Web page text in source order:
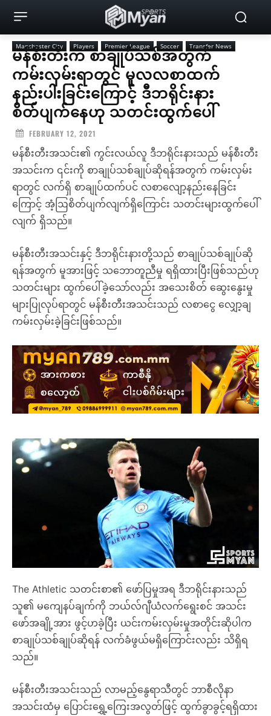
Manchester City Players Premier League Soccer Transfer News
မန်စီးတီးက စာချုပ်သစ်အတွက်
ကမ်းလှမ်းရာတွင် မူလလစာထက်
နည်းပါးခြင်းကြောင့် ဒီဘရိုင်းနား
စိတ်ပျက်နေဟု သတင်းထွက်ပေါ်
FEBRUARY 12, 2021
မန်စီးတီးအသင်း၏ ကွင်းလယ်လူ ဒီဘရိုင်းနားသည် မန်စီးတီး
အသင်းက ၎င်းကို စာချုပ်သစ်ချုပ်ဆိုရန်အတွက် ကမ်းလှမ်း
ရာတွင် လက်ရှိ စာချုပ်ထက်ပင် လစာလျော့နည်းနေခြင်း
ကြောင့် အံ့ဩစိတ်ပျက်လျက်ရှိကြောင်း သတင်းများထွက်ပေါ်
လျက် ရှိသည်။
မန်စီးတီးအသင်းနှင့် ဒီဘရိုင်းနားတို့သည် စာချုပ်သစ်ချုပ်ဆို
ရန်အတွက် မူအားဖြင့် သဘောတူညီမှု ရရှိထားပြီးဖြစ်သည်ဟု
သတင်းများ ထွက်ပေါ်ခဲ့သော်လည်း အသေးစိတ် ဆွေးနွေးမှု
များပြုလုပ်ရာတွင် မန်စီးတီးအသင်းသည် လစာငွေ လျှော့ချ
ကမ်းလှမ်းခဲ့ခြင်းဖြစ်သည်။
The Athletic သတင်းစာ၏ ဖော်ပြမှုအရ ဒီဘရိုင်းနားသည်
သူ၏ မကျေနပ်ချက်ကို ဘယ်လ်ဂျီယံလက်ရွေးစင် အသင်း
ဖော်အချို့အား ဖွင့်ဟခဲ့ပြီး ယင်းကမ်းလှမ်းမှုအတိုင်းဆိုပါက
စာချုပ်သစ်ချုပ်ဆိုရန် လက်ခံဖွယ်မရှိကြောင်းလည်း သိရှိရ
သည်။
မန်စီးတီးအသင်းသည် လာမည့်နွေရာသီတွင် ဘာစီလိုနာ
အသင်းထံမှ ပြောင်းရွှေ့ကြေးအလွတ်ဖြင့် ထွက်ခွာခွင့်ရရှိထား